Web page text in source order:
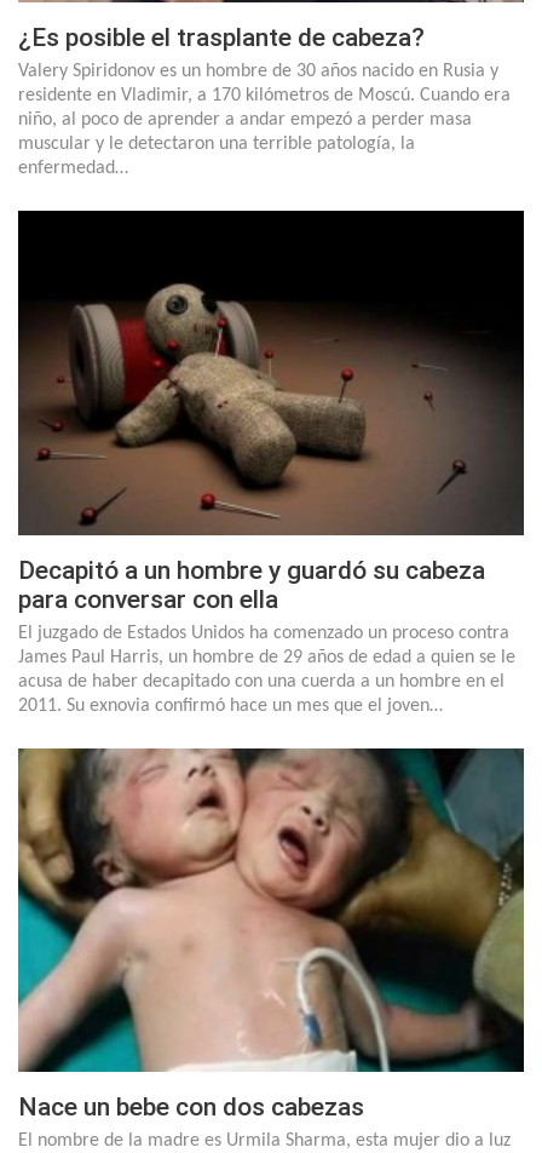
¿Es posible el trasplante de cabeza?
Valery Spiridonov es un hombre de 30 años nacido en Rusia y
residente en Vladimir, a 170 kilómetros de Moscú. Cuando era
niño, al poco de aprender a andar empezó a perder masa
muscular y le detectaron una terrible patología, la
enfermedad…
Decapitó a un hombre y guardó su cabeza
para conversar con ella
El juzgado de Estados Unidos ha comenzado un proceso contra
James Paul Harris, un hombre de 29 años de edad a quien se le
acusa de haber decapitado con una cuerda a un hombre en el
2011. Su exnovia confirmó hace un mes que el joven…
Nace un bebe con dos cabezas
El nombre de la madre es Urmila Sharma, esta mujer dio a luz